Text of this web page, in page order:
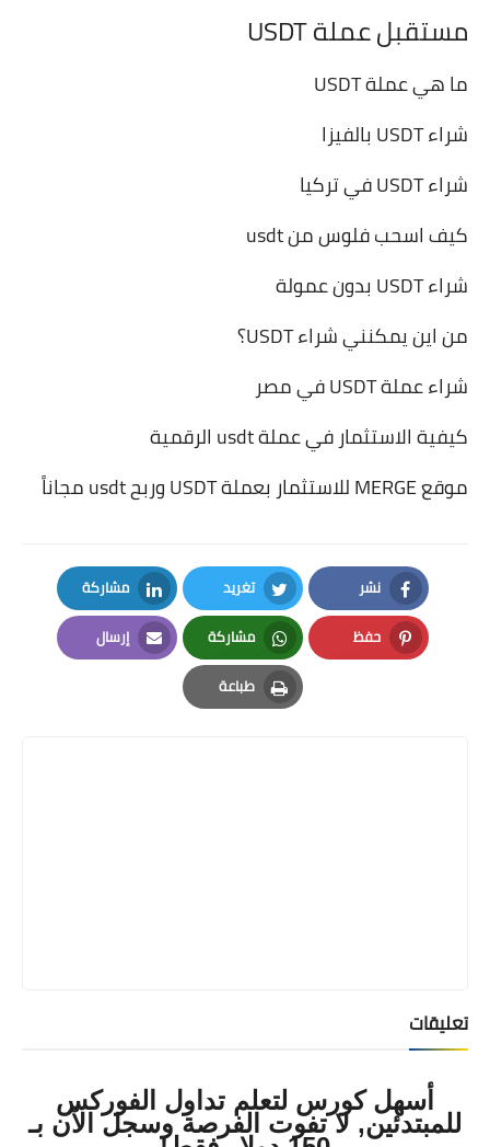
مستقبل عملة USDT
ما هي عملة USDT
شراء USDT بالفيزا
شراء USDT في تركيا
كيف اسحب فلوس من usdt
شراء USDT بدون عمولة
من اين يمكنني شراء USDT؟
شراء عملة USDT في مصر
كيفية الاستثمار في عملة usdt الرقمية
موقع MERGE للاستثمار بعملة USDT وربح usdt مجاناً
نشر
Facebook
تغريد
Twitter
مشاركة
LinkedIn
حفظ
Pinterest
مشاركة
Whatsapp
إرسال
Email
طباعة
Print
تعليقات
أسهل كورس لتعلم تداول الفوركس
للمبتدئين, لا تفوت الفرصة وسجل الآن بـ